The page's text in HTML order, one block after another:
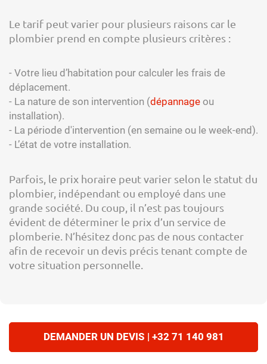
Le tarif peut varier pour plusieurs raisons car le
plombier prend en compte plusieurs critères :
- Votre lieu d’habitation pour calculer les frais de
déplacement.
- La nature de son intervention (dépannage ou
installation).
- La période d'intervention (en semaine ou le week-end).
- L’état de votre installation.
Parfois, le prix horaire peut varier selon le statut du
plombier, indépendant ou employé dans une
grande société. Du coup, il n’est pas toujours
évident de déterminer le prix d’un service de
plomberie. N’hésitez donc pas de nous contacter
afin de recevoir un devis précis tenant compte de
votre situation personnelle.
DEMANDER UN DEVIS | +32 71 140 981